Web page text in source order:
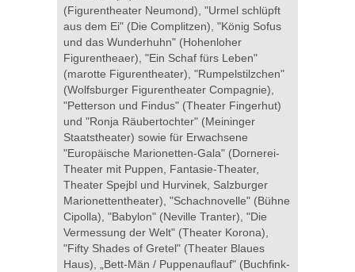
(Figurentheater Neumond), "Urmel schlüpft
aus dem Ei" (Die Complitzen), "König Sofus
und das Wunderhuhn" (Hohenloher
Figurentheaer), "Ein Schaf fürs Leben"
(marotte Figurentheater), "Rumpelstilzchen"
(Wolfsburger Figurentheater Compagnie),
"Petterson und Findus" (Theater Fingerhut)
und "Ronja Räubertochter" (Meininger
Staatstheater) sowie für Erwachsene
"Europäische Marionetten-Gala" (Dornerei-
Theater mit Puppen, Fantasie-Theater,
Theater Spejbl und Hurvinek, Salzburger
Marionettentheater), "Schachnovelle" (Bühne
Cipolla), "Babylon" (Neville Tranter), "Die
Vermessung der Welt" (Theater Korona),
"Fifty Shades of Gretel" (Theater Blaues
Haus), „Bett-Män / Puppenauflauf" (Buchfink-